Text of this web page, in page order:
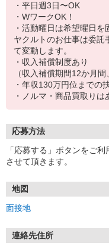
・平日週3日〜OK
・WワークOK！
・活動曜日は希望曜日を
ヤクルトのお仕事は委託
て変動します。
・収入補償制度あり
（収入補償期間12か月間
・年収130万円位までの
・ノルマ・商品買取りは
応募方法
「応募する」ボタンをご
させて頂きます。
地図
面接地
連絡先住所